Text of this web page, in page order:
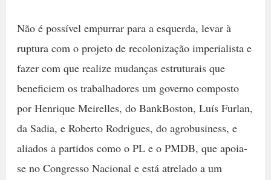
Não é possível empurrar para a esquerda, levar à
ruptura com o projeto de recolonização imperialista e
fazer com que realize mudanças estruturais que
beneficiem os trabalhadores um governo composto
por Henrique Meirelles, do BankBoston, Luís Furlan,
da Sadia, e Roberto Rodrigues, do agrobusiness, e
aliados a partidos como o PL e o PMDB, que apoia-
se no Congresso Nacional e está atrelado a um